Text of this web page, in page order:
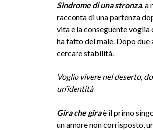
Sindrome di una stronza, a
racconta di una partenza
vita e la conseguente
ha fatto del male. Dopo
cercare stabilità.
Voglio vivere nel deserto,
un’identità
Gira che giraè il primo
un amore non corrisposto,